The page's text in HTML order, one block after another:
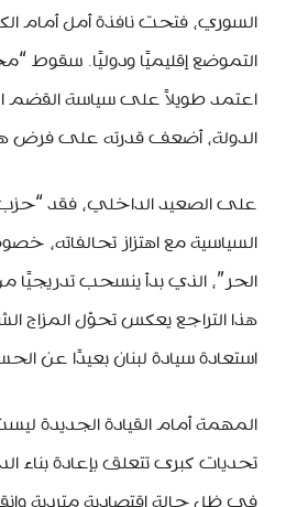
السوري، فتحت نافذة أمل أمام
التموضع إقليميًا ودوليًا. سقوط
اعتمد طويلاً على سياسة القضم
الدولة، أضعف قدرته على فرض
على الصعيد الداخلي، فقد “حزب
السياسية مع اهتزاز تحالفاته،
الحر”، الذي بدأ ينسحب تدريجيًا
هذا التراجع يعكس تحوّل
استعادة سيادة لبنان بعيدًا عن
المهمة أمام القيادة الجديدة
تحديات كبرى تتعلق بإعادة بناء
في ظل حالة اقتصادية متردية